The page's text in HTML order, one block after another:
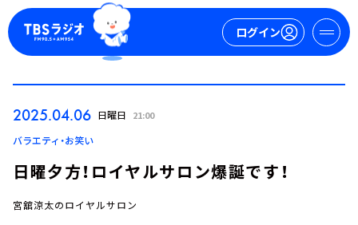
ログイン
ログイン
2025.04.06 日曜日 21:00
バラエティ・お笑い
日曜夕方！ロイヤルサロン爆誕です！
宮舘涼太のロイヤルサロン